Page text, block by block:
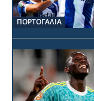
ΠΟΡΤΟΓΑΛΙΑ